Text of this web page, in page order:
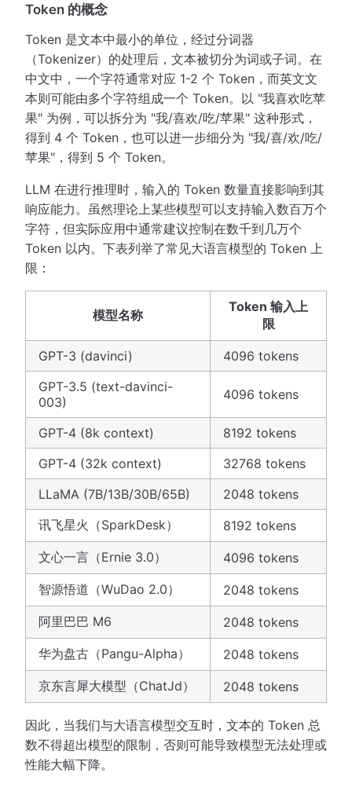
Token 的概念
Token 是文本中最小的单位，经过分词器
（Tokenizer）的处理后，文本被切分为词或子词。在
中文中，一个字符通常对应 1-2 个 Token，而英文文
本则可能由多个字符组成一个 Token。以 "我喜欢吃苹
果" 为例，可以拆分为 "我/喜欢/吃/苹果" 这种形式，
得到 4 个 Token，也可以进一步细分为 "我/喜/欢/吃/
苹果"，得到 5 个 Token。
LLM 在进行推理时，输入的 Token 数量直接影响到其
响应能力。虽然理论上某些模型可以支持输入数百万个
字符，但实际应用中通常建议控制在数千到几万个
Token 以内。下表列举了常见大语言模型的 Token 上
限：
模型名称
Token 输入上
限
GPT-3 (davinci)
4096 tokens
GPT-3.5 (text-davinci-
003)
4096 tokens
GPT-4 (8k context)
8192 tokens
GPT-4 (32k context)
32768 tokens
LLaMA (7B/13B/30B/65B)
2048 tokens
讯飞星火（SparkDesk）
8192 tokens
文心一言（Ernie 3.0）
4096 tokens
智源悟道（WuDao 2.0）
2048 tokens
阿里巴巴 M6
2048 tokens
华为盘古（Pangu-Alpha）
2048 tokens
京东言犀大模型（ChatJd）
2048 tokens
因此，当我们与大语言模型交互时，文本的 Token 总
数不得超出模型的限制，否则可能导致模型无法处理或
性能大幅下降。